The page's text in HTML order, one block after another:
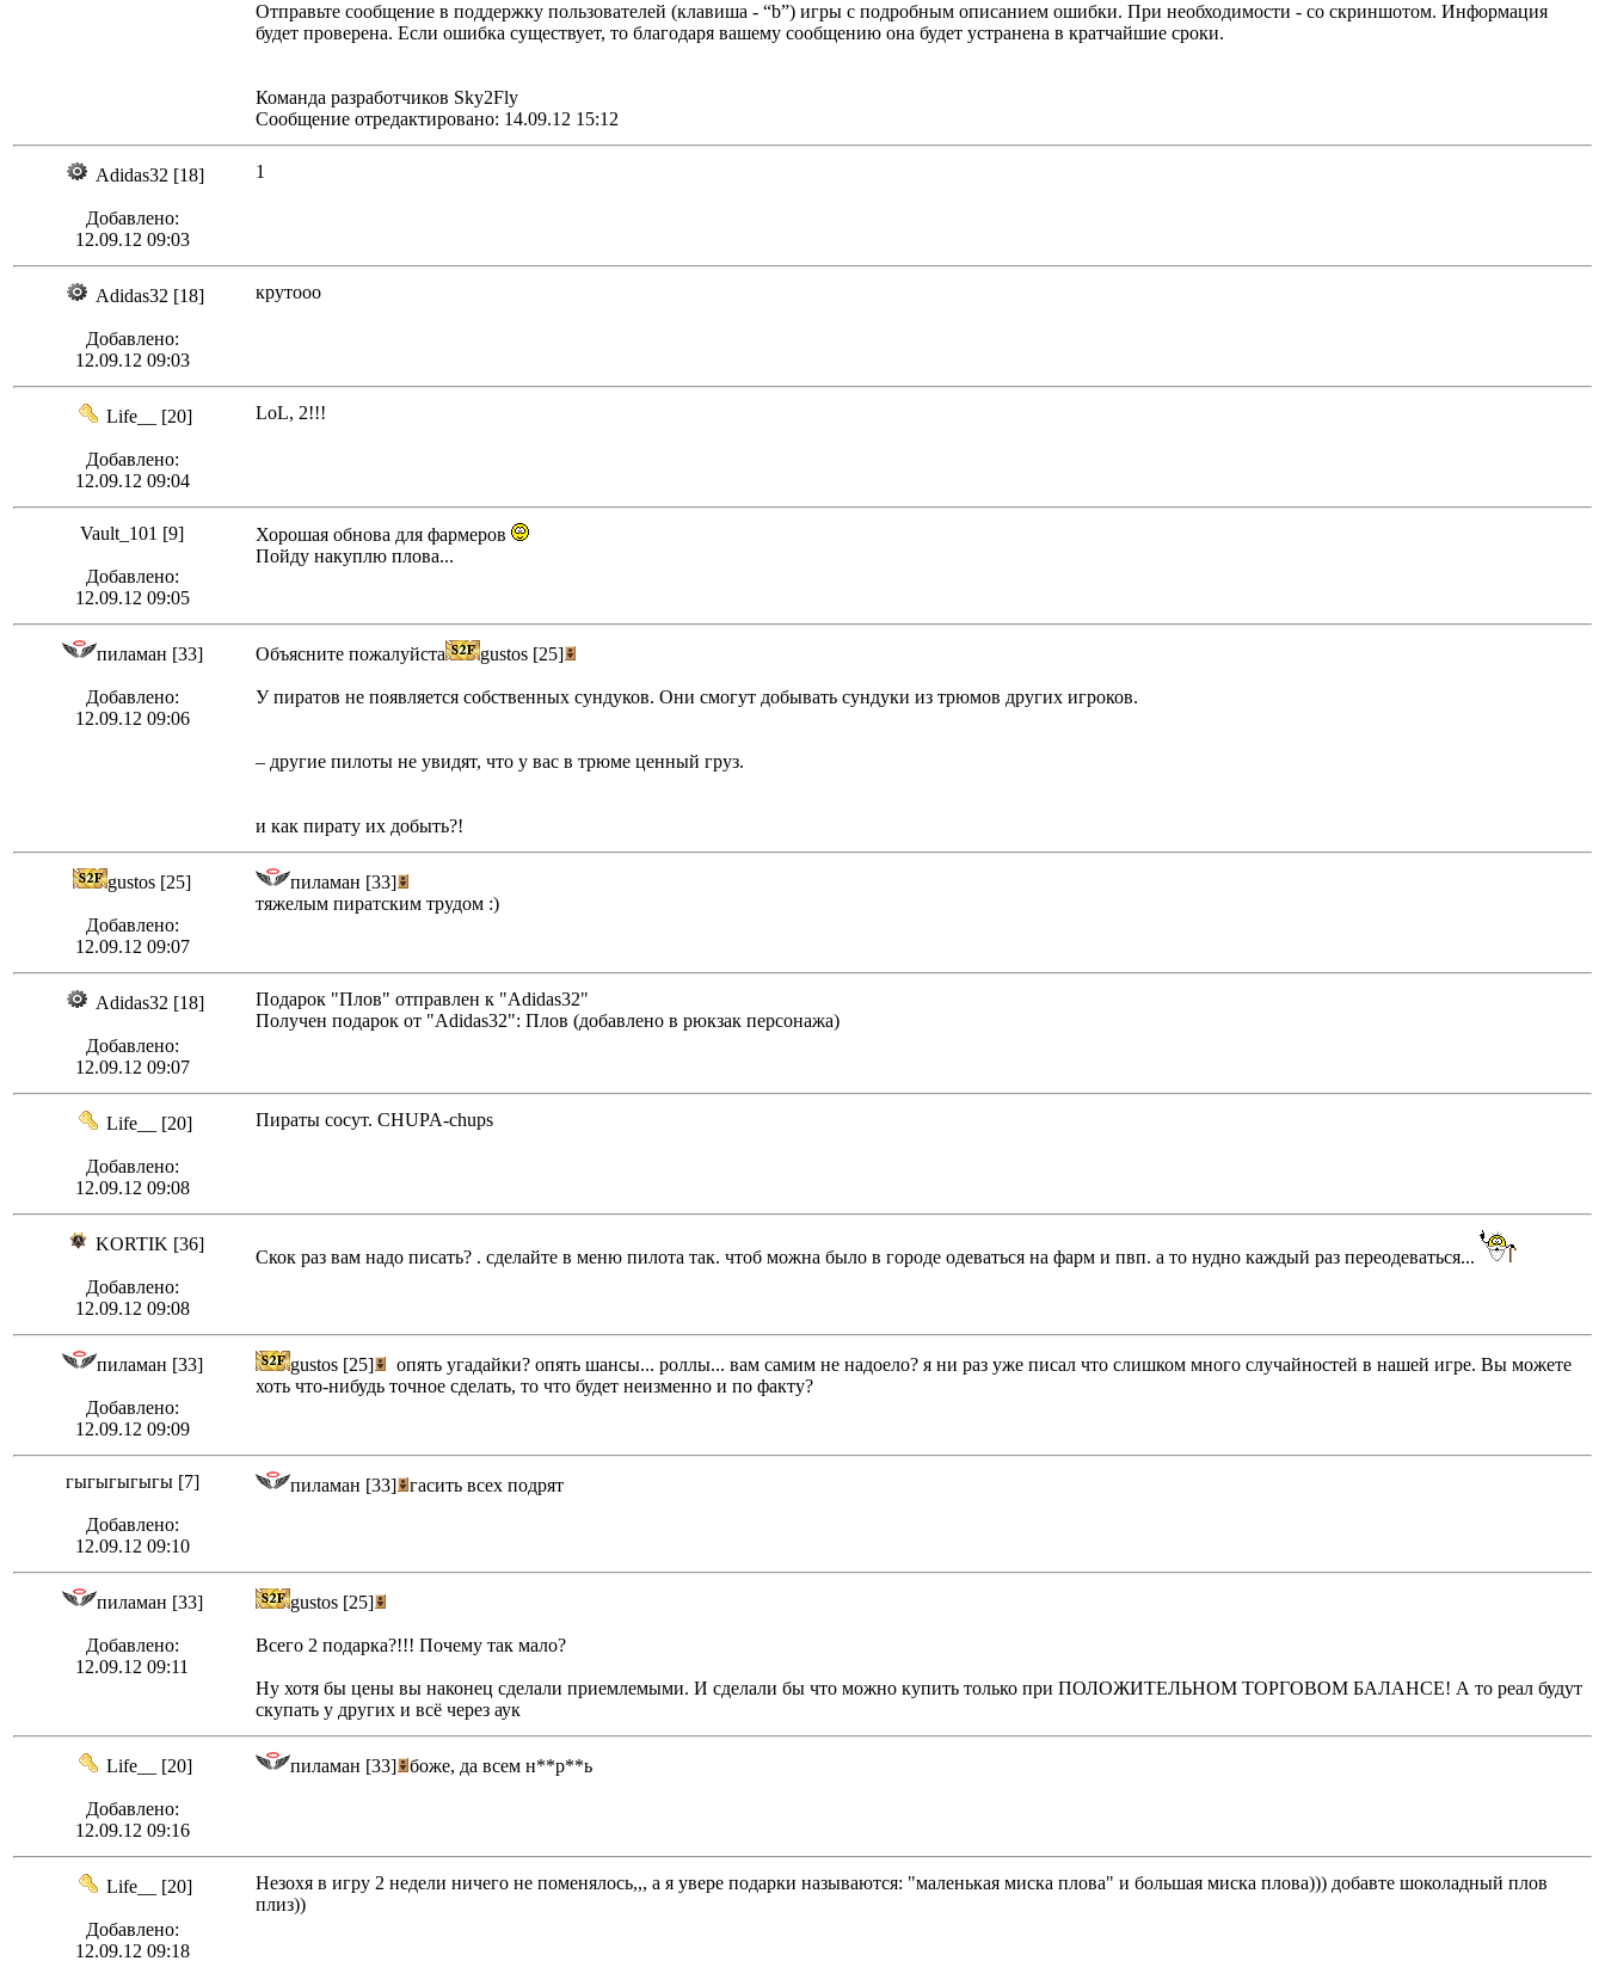
Отправьте сообщение в поддержку пользователей (клавиша - “b”) игры с подробным описанием ошибки. При необходимости - со скриншотом. Информация
будет проверена. Если ошибка существует, то благодаря вашему сообщению она будет устранена в кратчайшие сроки.
Команда разработчиков Sky2Fly
Сообщение отредактировано: 14.09.12 15:12
Adidas32 [18]
Добавлено:
12.09.12 09:03
1
Adidas32 [18]
Добавлено:
12.09.12 09:03
крутооо
Life__ [20]
Добавлено:
12.09.12 09:04
LoL, 2!!!
Vault_101 [9]
Добавлено:
12.09.12 09:05
Хорошая обнова для фармеров
Пойду накуплю плова...
пиламан [33]
Добавлено:
12.09.12 09:06
Объясните пожалуйста gustos [25]
У пиратов не появляется собственных сундуков. Они смогут добывать сундуки из трюмов других игроков.
– другие пилоты не увидят, что у вас в трюме ценный груз.
и как пирату их добыть?!
gustos [25]
Добавлено:
12.09.12 09:07
пиламан [33]
тяжелым пиратским трудом :)
Adidas32 [18]
Добавлено:
12.09.12 09:07
Подарок "Плов" отправлен к "Adidas32"
Получен подарок от "Adidas32": Плов (добавлено в рюкзак персонажа)
Life__ [20]
Добавлено:
12.09.12 09:08
Пираты сосут. CHUPA-chups
KORTIK [36]
Добавлено:
12.09.12 09:08
Скок раз вам надо писать? . сделайте в меню пилота так. чтоб можна было в городе одеваться на фарм и пвп. а то нудно каждый раз переодеваться...
пиламан [33]
Добавлено:
12.09.12 09:09
gustos [25]
опять угадайки? опять шансы... роллы... вам самим не надоело? я ни раз уже писал что слишком много случайностей в нашей игре. Вы можете
хоть что-нибудь точное сделать, то что будет неизменно и по факту?
гыгыгыгыгы [7]
Добавлено:
12.09.12 09:10
пиламан [33] гасить всех подрят
пиламан [33]
Добавлено:
12.09.12 09:11
gustos [25]
Всего 2 подарка?!!! Почему так мало?
Ну хотя бы цены вы наконец сделали приемлемыми. И сделали бы что можно купить только при ПОЛОЖИТЕЛЬНОМ ТОРГОВОМ БАЛАНСЕ! А то реал будут
скупать у других и всё через аук
Life__ [20]
Добавлено:
12.09.12 09:16
пиламан [33] боже, да всем н**р**ь
Life__ [20]
Добавлено:
12.09.12 09:18
Незохя в игру 2 недели ничего не поменялось,,, а я увере подарки называются: "маленькая миска плова" и большая миска плова))) добавте шоколадный плов
плиз))